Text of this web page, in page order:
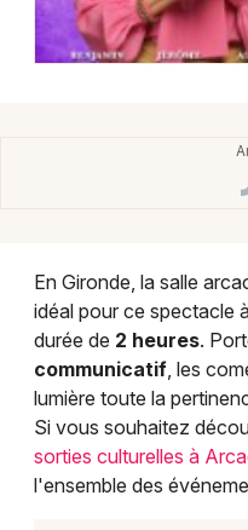
En Gironde, la salle
idéal pour ce spectacle
durée de 2 heures.
communicatif, les
lumière toute la
Si vous souhaitez
sorties culturelles à
l'ensemble des